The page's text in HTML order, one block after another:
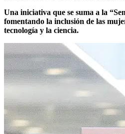
Una iniciativa que se suma a la
fomentando la inclusión de las
tecnología y la ciencia.